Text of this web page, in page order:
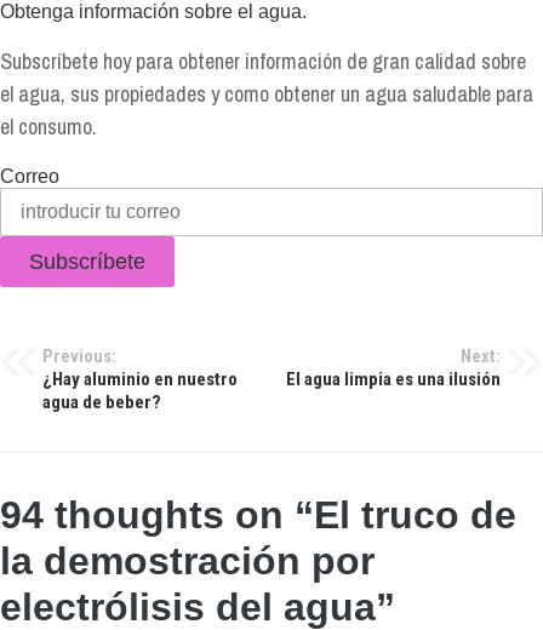
Obtenga información sobre el agua.
Subscríbete hoy para obtener información de gran calidad sobre
el agua, sus propiedades y como obtener un agua saludable para
el consumo.
Correo
Navegación
Previous:
¿Hay aluminio en nuestro
agua de beber?
Next:
El agua limpia es una ilusión
94 thoughts on “El truco de
la demostración por
electrólisis del agua”